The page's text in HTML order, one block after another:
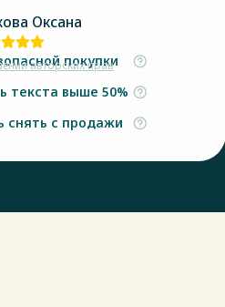
Оксана
авторских прав
покупки
текста выше 50%
снять с продажи